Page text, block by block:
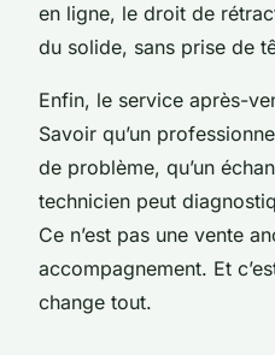
en ligne, le droit de
du solide, sans prise de
Enfin, le service après-
Savoir qu’un
de problème, qu’un
technicien peut
Ce n’est pas une vente
accompagnement. Et
change tout.